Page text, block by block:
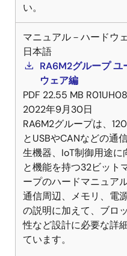
い。
マニュアル－ハードウ
日本語
RA6M2グループ ユ
ウェア編
PDF 22.55 MB
2022年9月30日
RA6M2グループは、
とUSBやCANなどの通
生機器、IoT制御用途
と機能を持つ32ビット
ープのハードマニュア
通信周辺、メモリ、電
の説明に加えて、ブロ
性など設計に必要な詳
ています。